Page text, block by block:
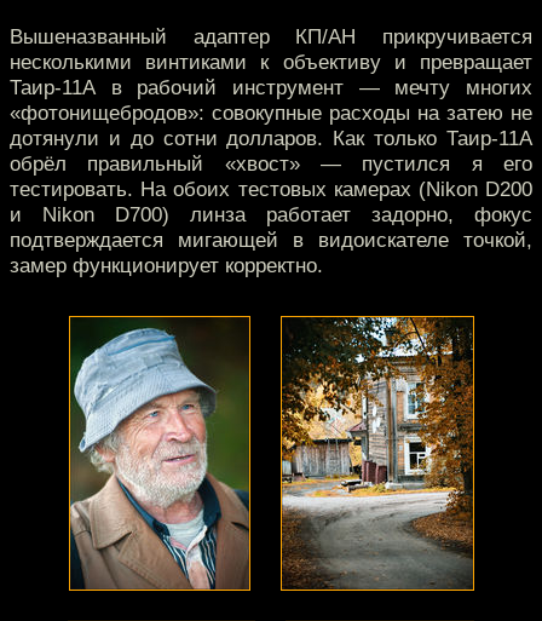
Вышеназванный адаптер КП/АН прикручивается
несколькими винтиками к объективу и превращает
Таир-11А в рабочий инструмент — мечту многих
«фотонищебродов»: совокупные расходы на затею не
дотянули и до сотни долларов. Как только Таир-11А
обрёл правильный «хвост» — пустился я его
тестировать. На обоих тестовых камерах (Nikon D200
и Nikon D700) линза работает задорно, фокус
подтверждается мигающей в видоискателе точкой,
замер функционирует корректно.